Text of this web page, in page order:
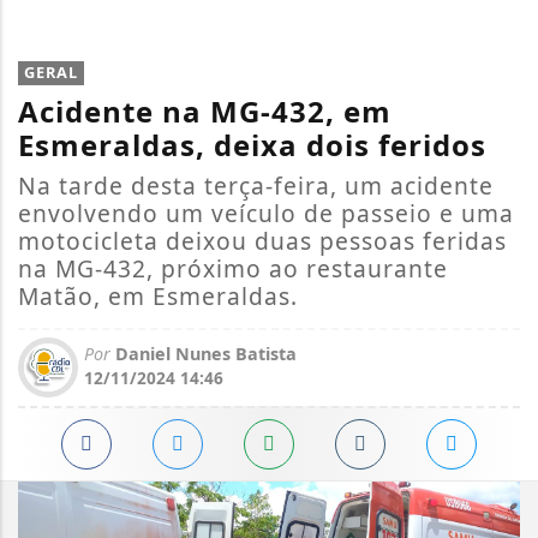
GERAL
Acidente na MG-432, em
Esmeraldas, deixa dois feridos
Na tarde desta terça-feira, um acidente
envolvendo um veículo de passeio e uma
motocicleta deixou duas pessoas feridas
na MG-432, próximo ao restaurante
Matão, em Esmeraldas.
Por Daniel Nunes Batista
12/11/2024 14:46